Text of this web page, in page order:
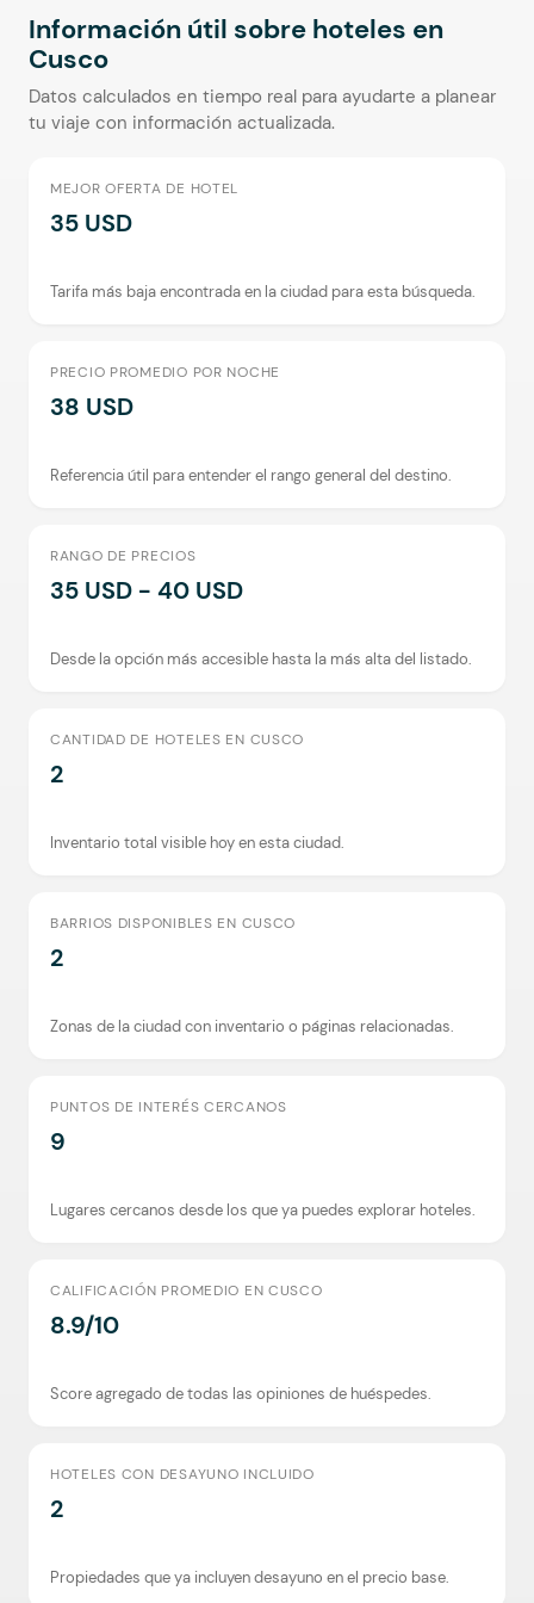
Información útil sobre hoteles en
Cusco
Datos calculados en tiempo real para ayudarte a planear
tu viaje con información actualizada.
MEJOR OFERTA DE HOTEL
35 USD
Tarifa más baja encontrada en la ciudad para esta búsqueda.
PRECIO PROMEDIO POR NOCHE
38 USD
Referencia útil para entender el rango general del destino.
RANGO DE PRECIOS
35 USD - 40 USD
Desde la opción más accesible hasta la más alta del listado.
CANTIDAD DE HOTELES EN CUSCO
2
Inventario total visible hoy en esta ciudad.
BARRIOS DISPONIBLES EN CUSCO
2
Zonas de la ciudad con inventario o páginas relacionadas.
PUNTOS DE INTERÉS CERCANOS
9
Lugares cercanos desde los que ya puedes explorar hoteles.
CALIFICACIÓN PROMEDIO EN CUSCO
8.9/10
Score agregado de todas las opiniones de huéspedes.
HOTELES CON DESAYUNO INCLUIDO
2
Propiedades que ya incluyen desayuno en el precio base.